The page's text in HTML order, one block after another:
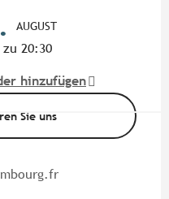
AUGUST
20:30
hinzufügen
Sie uns